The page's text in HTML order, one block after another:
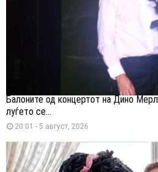
Балоните од концертот на Дино
луѓето се...
20:01 - 5 август, 2026